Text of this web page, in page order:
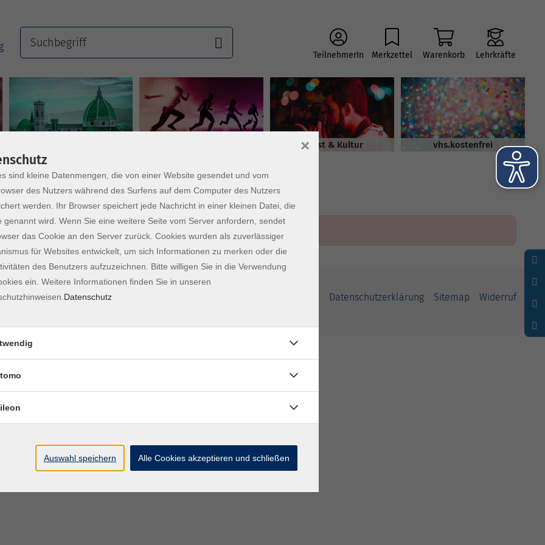
TeilnehmerIn Merkzettel Warenkorb Lehrkräfte
Kunst & Kultur vhs.kostenfrei
Datenschutzerklärung Sitemap Widerruf
sind kleine Datenmengen, die von einer Website gesendet und vom
des Nutzers während des Surfens auf dem Computer des Nutzers
werden. Ihr Browser speichert jede Nachricht in einer kleinen Datei, die
genannt wird. Wenn Sie eine weitere Seite vom Server anfordern, sendet
das Cookie an den Server zurück. Cookies wurden als zuverlässiger
für Websites entwickelt, um sich Informationen zu merken oder die
des Benutzers aufzuzeichnen. Bitte willigen Sie in die Verwendung
ein. Weitere Informationen finden Sie in unseren
Datenschutz
×
Auswahl speichern Alle Cookies akzeptieren und schließen